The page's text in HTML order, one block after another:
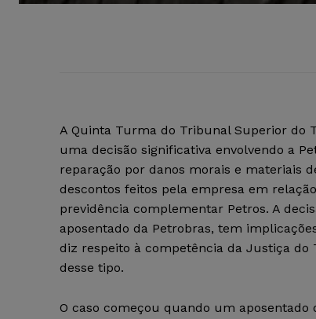
A Quinta Turma do Tribunal Superior do
uma decisão significativa envolvendo a
reparação por danos morais e materiais
descontos feitos pela empresa em
previdência complementar Petros. A
aposentado da Petrobras, tem
diz respeito à competência da Justiça do
desse tipo.
O caso começou quando um aposentado